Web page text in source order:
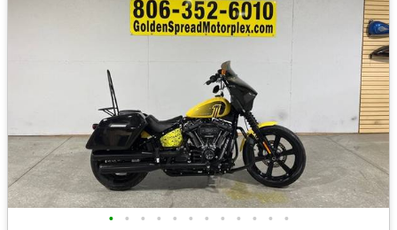
• • • • • • • • • • • •